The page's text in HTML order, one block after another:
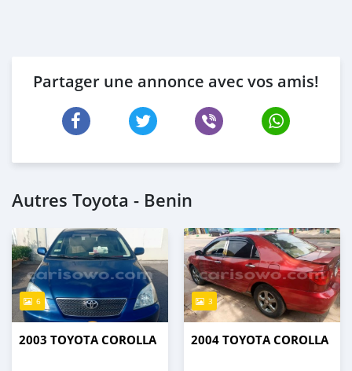
Partager une annonce avec vos amis!
Autres Toyota - Benin
6
2003 TOYOTA COROLLA
3
2004 TOYOTA COROLLA